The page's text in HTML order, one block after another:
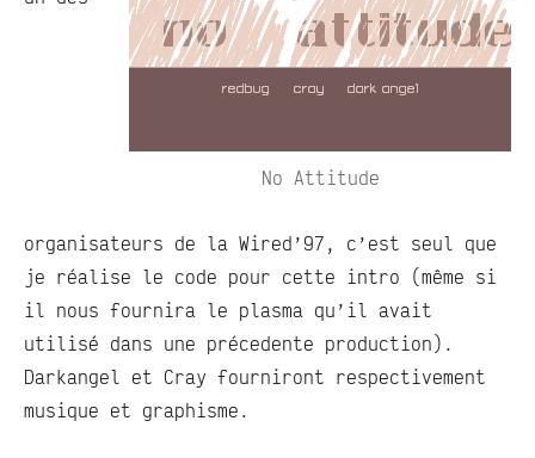
No Attitude
organisateurs de la Wired’97, c’est seul que
je réalise le code pour cette intro (même si
il nous fournira le plasma qu’il avait
utilisé dans une précedente production).
Darkangel et Cray fourniront respectivement
musique et graphisme.